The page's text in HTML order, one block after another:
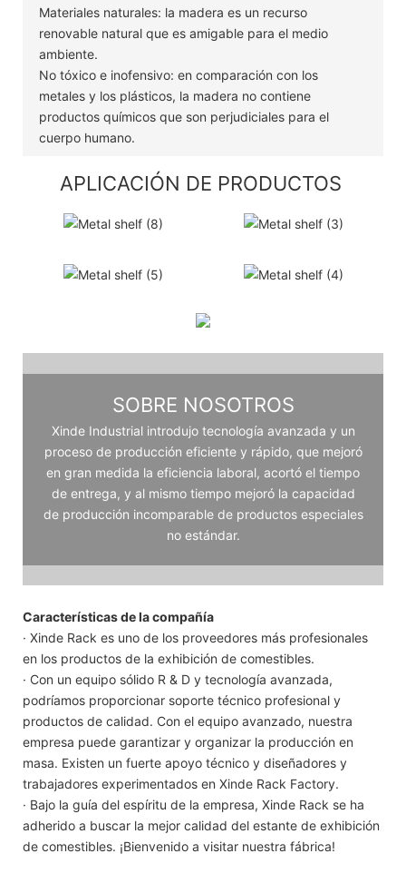
Materiales naturales: la madera es un recurso
renovable natural que es amigable para el medio
ambiente.
No tóxico e inofensivo: en comparación con los
metales y los plásticos, la madera no contiene
productos químicos que son perjudiciales para el
cuerpo humano.
APLICACIÓN DE PRODUCTOS
SOBRE NOSOTROS
Xinde Industrial introdujo tecnología avanzada y un
proceso de producción eficiente y rápido, que mejoró
en gran medida la eficiencia laboral, acortó el tiempo
de entrega, y al mismo tiempo mejoró la capacidad
de producción incomparable de productos especiales
no estándar.
Características de la compañía
· Xinde Rack es uno de los proveedores más profesionales
en los productos de la exhibición de comestibles.
· Con un equipo sólido R & D y tecnología avanzada,
podríamos proporcionar soporte técnico profesional y
productos de calidad. Con el equipo avanzado, nuestra
empresa puede garantizar y organizar la producción en
masa. Existen un fuerte apoyo técnico y diseñadores y
trabajadores experimentados en Xinde Rack Factory.
· Bajo la guía del espíritu de la empresa, Xinde Rack se ha
adherido a buscar la mejor calidad del estante de exhibición
de comestibles. ¡Bienvenido a visitar nuestra fábrica!